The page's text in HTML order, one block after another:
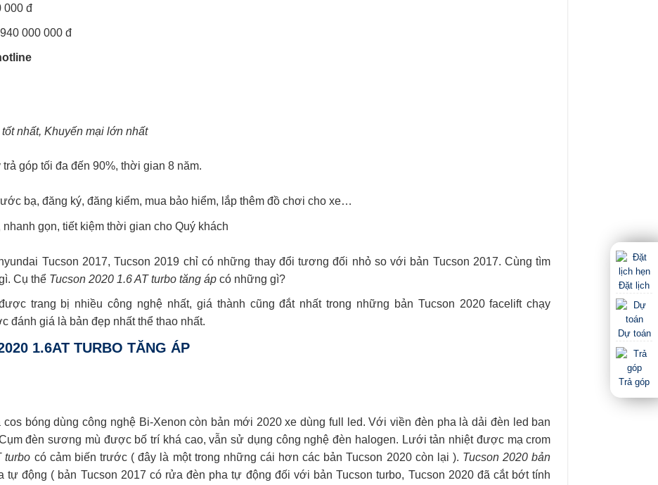
000 đ
000 000 đ
nhất, Khuyến mại lớn nhất
góp tối đa đến 90%, thời gian 8 năm.
bạ, đăng ký, đăng kiểm, mua bảo hiểm, lắp thêm đồ chơi cho xe…
gọn, tiết kiệm thời gian cho Quý khách
Tucson 2017, Tucson 2019 chỉ có những thay đổi tương đối nhỏ so với bản Tucson 2017. Cùng tìm
Cụ thể Tucson 2020 1.6 AT turbo tăng áp có những gì?
trang bị nhiều công nghệ nhất, giá thành cũng đắt nhất trong những bản Tucson 2020 facelift chạy
đánh giá là bản đẹp nhất thể thao nhất.
1.6AT TURBO TĂNG ÁP
cos bóng dùng công nghệ Bi-Xenon còn bản mới 2020 xe dùng full led. Với viền đèn pha là dải đèn led ban
đèn sương mù được bố trí khá cao, vẫn sử dụng công nghệ đèn halogen. Lưới tản nhiệt được mạ crom
turbo có cảm biến trước ( đây là một trong những cái hơn các bản Tucson 2020 còn lại ). Tucson 2020 bản
động ( bản Tucson 2017 có rửa đèn pha tự động đối với bản Tucson turbo, Tucson 2020 đã cắt bớt tính
Đặt lịch
Dự toán
Trả góp